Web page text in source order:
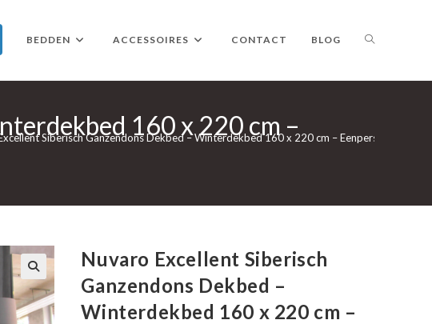
BEDDEN ACCESSOIRES CONTACT BLOG TOGGLE
160 x 220 cm –
Siberisch Ganzendons Dekbed – Winterdekbed 160 x 220 cm – Eenpersoons
🔍
Nuvaro Excellent Siberisch
Ganzendons Dekbed –
Winterdekbed 160 x 220 cm –